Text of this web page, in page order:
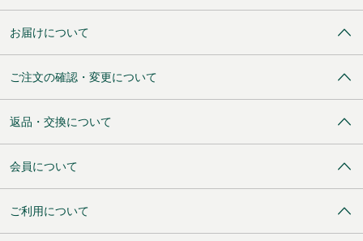
お届けについて
ご注文の確認・変更について
返品・交換について
会員について
ご利用について